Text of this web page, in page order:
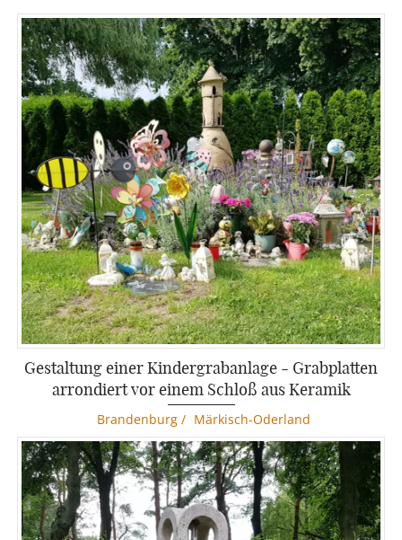
Gestaltung einer Kindergrabanlage - Grabplatten
arrondiert vor einem Schloß aus Keramik
Brandenburg/ Märkisch-Oderland